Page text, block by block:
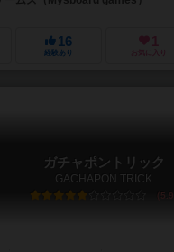
16
経験あり
1
お気に入り
ガチャポントリック
GACHAPON TRICK
5.9